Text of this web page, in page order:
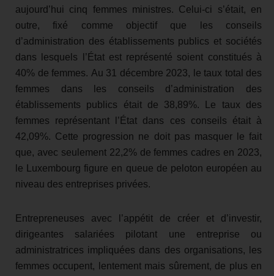
aujourd’hui cinq femmes ministres. Celui-ci s’était, en
outre, fixé comme objectif que les conseils
d’administration des établissements publics et sociétés
dans lesquels l’État est représenté soient constitués à
40% de femmes. Au 31 décembre 2023, le taux total des
femmes dans les conseils d’administration des
établissements publics était de 38,89%. Le taux des
femmes représentant l’État dans ces conseils était à
42,09%. Cette progression ne doit pas masquer le fait
que, avec seulement 22,2% de femmes cadres en 2023,
le Luxembourg figure en queue de peloton européen au
niveau des entreprises privées.
Entrepreneuses avec l’appétit de créer et d’investir,
dirigeantes salariées pilotant une entreprise ou
administratrices impliquées dans des organisations, les
femmes occupent, lentement mais sûrement, de plus en